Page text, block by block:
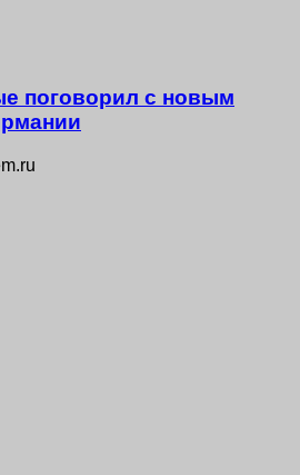
поговорил с новым